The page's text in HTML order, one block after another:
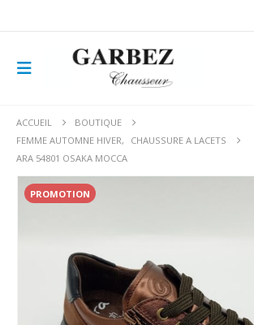
ACCUEIL
BOUTIQUE
FEMME AUTOMNE HIVER,
CHAUSSURE A LACETS
ARA 54801 OSAKA MOCCA
PROMOTION